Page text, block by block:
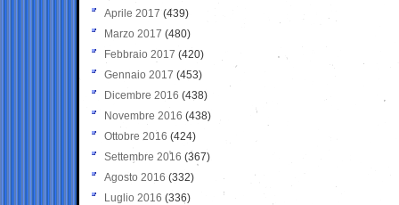
Aprile 2017 (439)
Marzo 2017 (480)
Febbraio 2017 (420)
Gennaio 2017 (453)
Dicembre 2016 (438)
Novembre 2016 (438)
Ottobre 2016 (424)
Settembre 2016 (367)
Agosto 2016 (332)
Luglio 2016 (336)